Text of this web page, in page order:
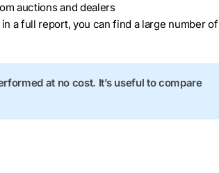
auctions and dealers
a full report, you can find a large number of
at no cost. It’s useful to compare